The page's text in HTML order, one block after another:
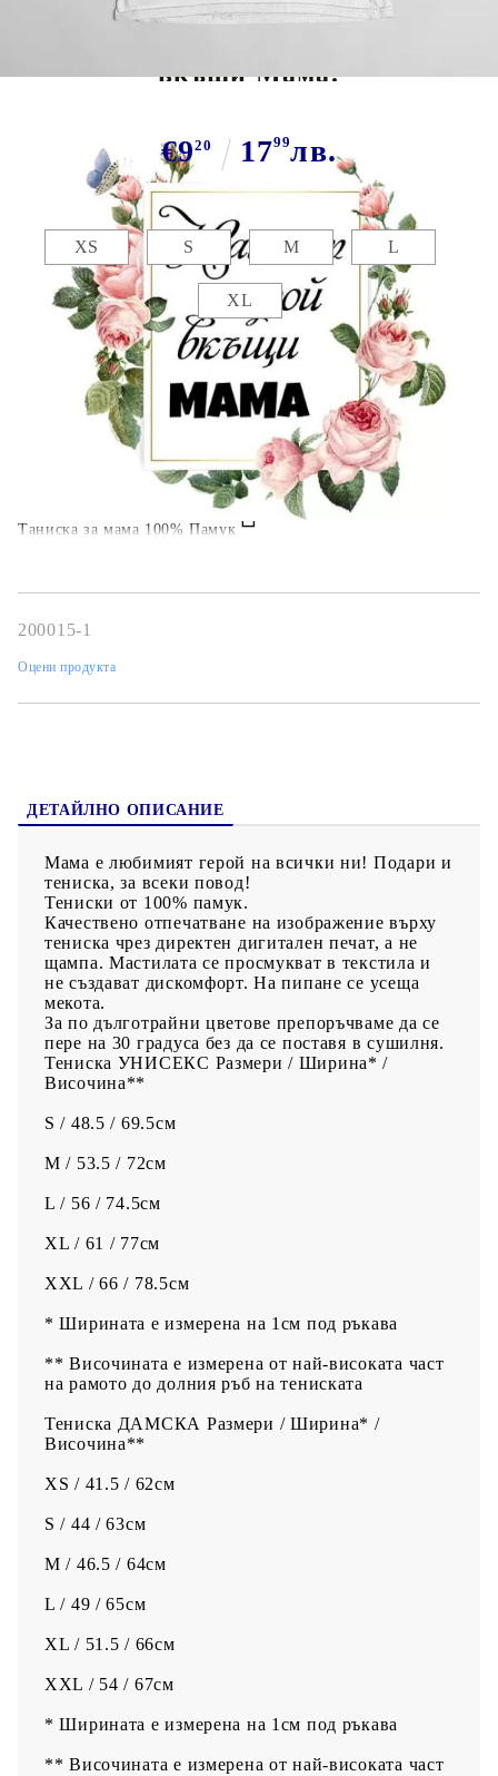
вкъщи Мама!
€920 1799лв.
Таниска за мама 100% Памук
Таблица с размери
XS S M L
XL
Коментар към поръчката:
200015-1
Оцени продукта
ДЕТАЙЛНО ОПИСАНИЕ
Мама е любимият герой на всички ни! Подари и
тениска, за всеки повод!
Тениски от 100% памук.
Качествено отпечатване на изображение върху
тениска чрез директен дигитален печат, а не
щампа. Мастилата се просмукват в текстила и
не създават дискомфорт. На пипане се усеща
мекота.
За по дълготрайни цветове препоръчваме да се
пере на 30 градуса без да се поставя в сушилня.
Тениска УНИСЕКС Размери / Ширина* /
Височина**
S / 48.5 / 69.5см
M / 53.5 / 72см
L / 56 / 74.5см
XL / 61 / 77см
XXL / 66 / 78.5см
* Ширината е измерена на 1см под ръкава
** Височината е измерена от най-високата част
на рамото до долния ръб на тениската
Тениска ДАМСКА Размери / Ширина* /
Височина**
XS / 41.5 / 62см
S / 44 / 63см
M / 46.5 / 64см
L / 49 / 65см
XL / 51.5 / 66см
XXL / 54 / 67см
* Ширината е измерена на 1см под ръкава
** Височината е измерена от най-високата част